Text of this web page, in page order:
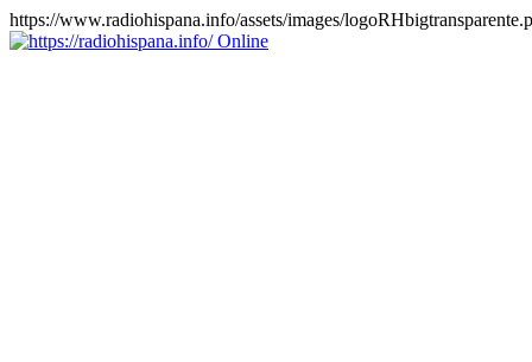
https://www.radiohispana.info/assets/images/
Online